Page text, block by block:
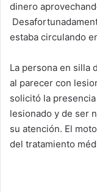
dinero
estaba circulando
La persona en silla
al parecer con
solicitó la
lesionado y de ser
su atención. El
del tratamiento